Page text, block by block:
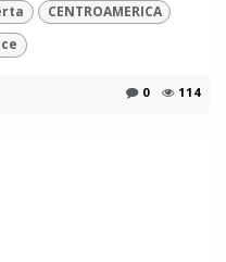
CENTROAMERICA
0 114